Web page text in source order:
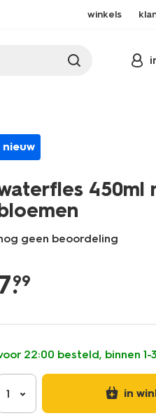
winkels
nieuw
450ml
geen beoordeling
bewaren/waterflessen/waterfles-
.
99
22:00 besteld, binnen 1-
1 in